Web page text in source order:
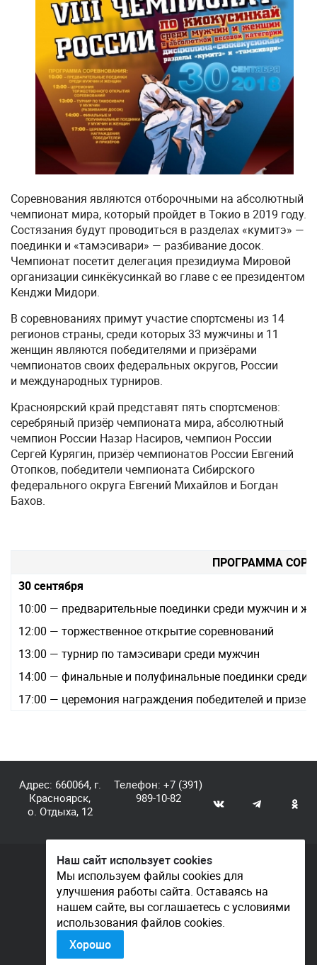
Соревнования являются отборочными на абсолютный
чемпионат мира, который пройдет в Токио в 2019 году.
Состязания будут проводиться в разделах «кумитэ» —
поединки и «тамэсивари» — разбивание досок.
Чемпионат посетит делегация президиума Мировой
организации синкёкусинкай во главе с ее президентом
Кенджи Мидори.
В соревнованиях примут участие спортсмены из 14
регионов страны, среди которых 33 мужчины и 11
женщин являются победителями и призёрами
чемпионатов своих федеральных округов, России
и международных турниров.
Красноярский край представят пять спортсменов:
серебряный призёр чемпионата мира, абсолютный
чемпион России Назар Насиров, чемпион России
Сергей Курягин, призёр чемпионатов России Евгений
Отопков, победители чемпионата Сибирского
федерального округа Евгений Михайлов и Богдан
Бахов.
ПРОГРАММА
30 сентября
10:00 — предварительные поединки среди мужчин и
12:00 — торжественное открытие соревнований
13:00 — турнир по тамэсивари среди мужчин
14:00 — финальные и полуфинальные поединки среди
17:00 — церемония награждения победителей и
Адрес: 660064, г.
Красноярск,
о. Отдыха, 12
Телефон:+7 (391)
989-10-82
© КГАУ «Центр спортивной подготовки», 2026
Документы
Политика конфиденциальности
Контакты
Наш сайт использует cookies
Мы используем файлы cookies для
улучшения работы сайта. Оставаясь на
нашем сайте, вы соглашаетесь с условиями
использования файлов cookies.
Хорошо